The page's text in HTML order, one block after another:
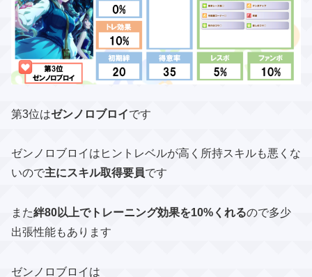
第3位はゼンノロブロイです
ゼンノロブロイはヒントレベルが高く所持スキルも悪くな
いので主にスキル取得要員です
また絆80以上でトレーニング効果を10%くれるので多少
出張性能もあります
ゼンノロブロイは